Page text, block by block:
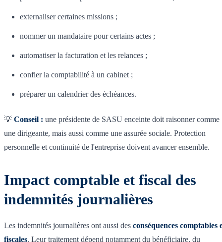
externaliser certaines missions ;
nommer un mandataire pour certains actes ;
automatiser la facturation et les relances ;
confier la comptabilité à un cabinet ;
préparer un calendrier des échéances.
💡 Conseil : une présidente de SASU enceinte doit raisonner comme
une dirigeante, mais aussi comme une assurée sociale. Protection
personnelle et continuité de l'entreprise doivent avancer ensemble.
Impact comptable et fiscal des
indemnités journalières
Les indemnités journalières ont aussi des conséquences comptables
fiscales. Leur traitement dépend notamment du bénéficiaire, du